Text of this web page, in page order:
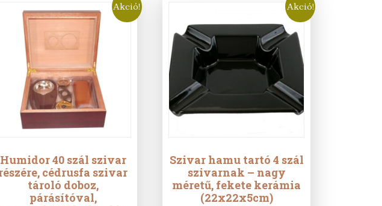
Akció!
Humidor 40 szál szivar
cédrusfa szivar
tároló doboz,
párásítóval,
Akció!
Szivar hamu tartó 4 szál
szivarnak – nagy
méretű, fekete kerámia
(22x22x5cm)